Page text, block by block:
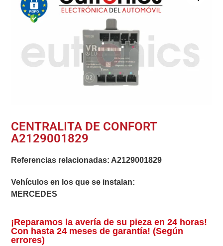
CENTRALITA DE CONFORT
A2129001829
Referencias relacionadas: A2129001829
Vehículos en los que se instalan:
MERCEDES
¡Reparamos la avería de su pieza en 24 horas!
Con hasta 24 meses de garantía! (Según
errores)